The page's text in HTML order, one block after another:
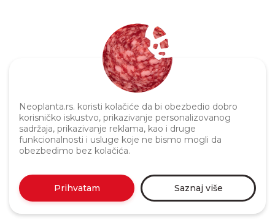
Neoplanta.rs. koristi kolačiće da bi obezbedio dobro
korisničko iskustvo, prikazivanje personalizovanog
sadržaja, prikazivanje reklama, kao i druge
funkcionalnosti i usluge koje ne bismo mogli da
obezbedimo bez kolačića.
Prihvatam Saznaj više